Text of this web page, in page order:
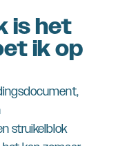
is het
ik op
struikelblok